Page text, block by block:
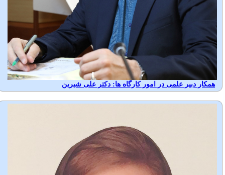
همکار دبیر علمی در امور کارگاه ها: دکتر علی شیرین